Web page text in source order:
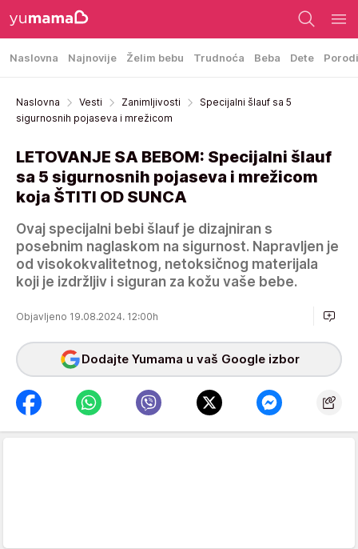
Naslovna Najnovije Želim bebu Trudnoća Beba Dete
Naslovna Vesti Zanimljivosti
Specijalni šlauf sa 5
sigurnosnih pojaseva i mrežicom
LETOVANJE SA BEBOM: Specijalni šlauf
sa 5 sigurnosnih pojaseva i mrežicom
koja ŠTITI OD SUNCA
Ovaj specijalni bebi šlauf je dizajniran s
posebnim naglaskom na sigurnost. Napravljen je
od visokokvalitetnog, netoksičnog materijala
koji je izdržljiv i siguran za kožu vaše bebe.
Objavljeno 19.08.2024. 12:00h
Dodajte Yumama u vaš Google izbor